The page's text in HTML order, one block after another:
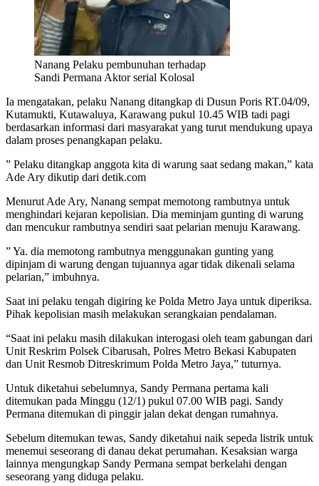
Nanang Pelaku pembunuhan terhadap
Sandi Permana Aktor serial Kolosal
Ia mengatakan, pelaku Nanang ditangkap di Dusun Poris RT.04/09,
Kutamukti, Kutawaluya, Karawang pukul 10.45 WIB tadi pagi
berdasarkan informasi dari masyarakat yang turut mendukung upaya
dalam proses penangkapan pelaku.
” Pelaku ditangkap anggota kita di warung saat sedang makan,” kata
Ade Ary dikutip dari detik.com
Menurut Ade Ary, Nanang sempat memotong rambutnya untuk
menghindari kejaran kepolisian. Dia meminjam gunting di warung
dan mencukur rambutnya sendiri saat pelarian menuju Karawang.
” Ya. dia memotong rambutnya menggunakan gunting yang
dipinjam di warung dengan tujuannya agar tidak dikenali selama
pelarian,” imbuhnya.
Saat ini pelaku tengah digiring ke Polda Metro Jaya untuk diperiksa.
Pihak kepolisian masih melakukan serangkaian pendalaman.
“Saat ini pelaku masih dilakukan interogasi oleh team gabungan dari
Unit Reskrim Polsek Cibarusah, Polres Metro Bekasi Kabupaten
dan Unit Resmob Ditreskrimum Polda Metro Jaya,” tuturnya.
Untuk diketahui sebelumnya, Sandy Permana pertama kali
ditemukan pada Minggu (12/1) pukul 07.00 WIB pagi. Sandy
Permana ditemukan di pinggir jalan dekat dengan rumahnya.
Sebelum ditemukan tewas, Sandy diketahui naik sepeda listrik untuk
menemui seseorang di danau dekat perumahan. Kesaksian warga
lainnya mengungkap Sandy Permana sempat berkelahi dengan
seseorang yang diduga pelaku.